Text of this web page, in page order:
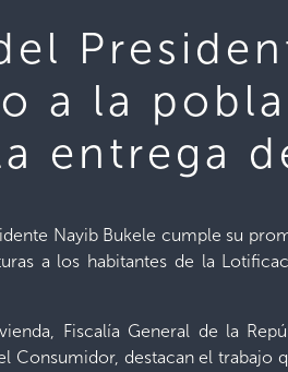
a la
entrega
Nayib Bukele cumple su
a los habitantes de la
Fiscalía General de la
Consumidor, destacan el